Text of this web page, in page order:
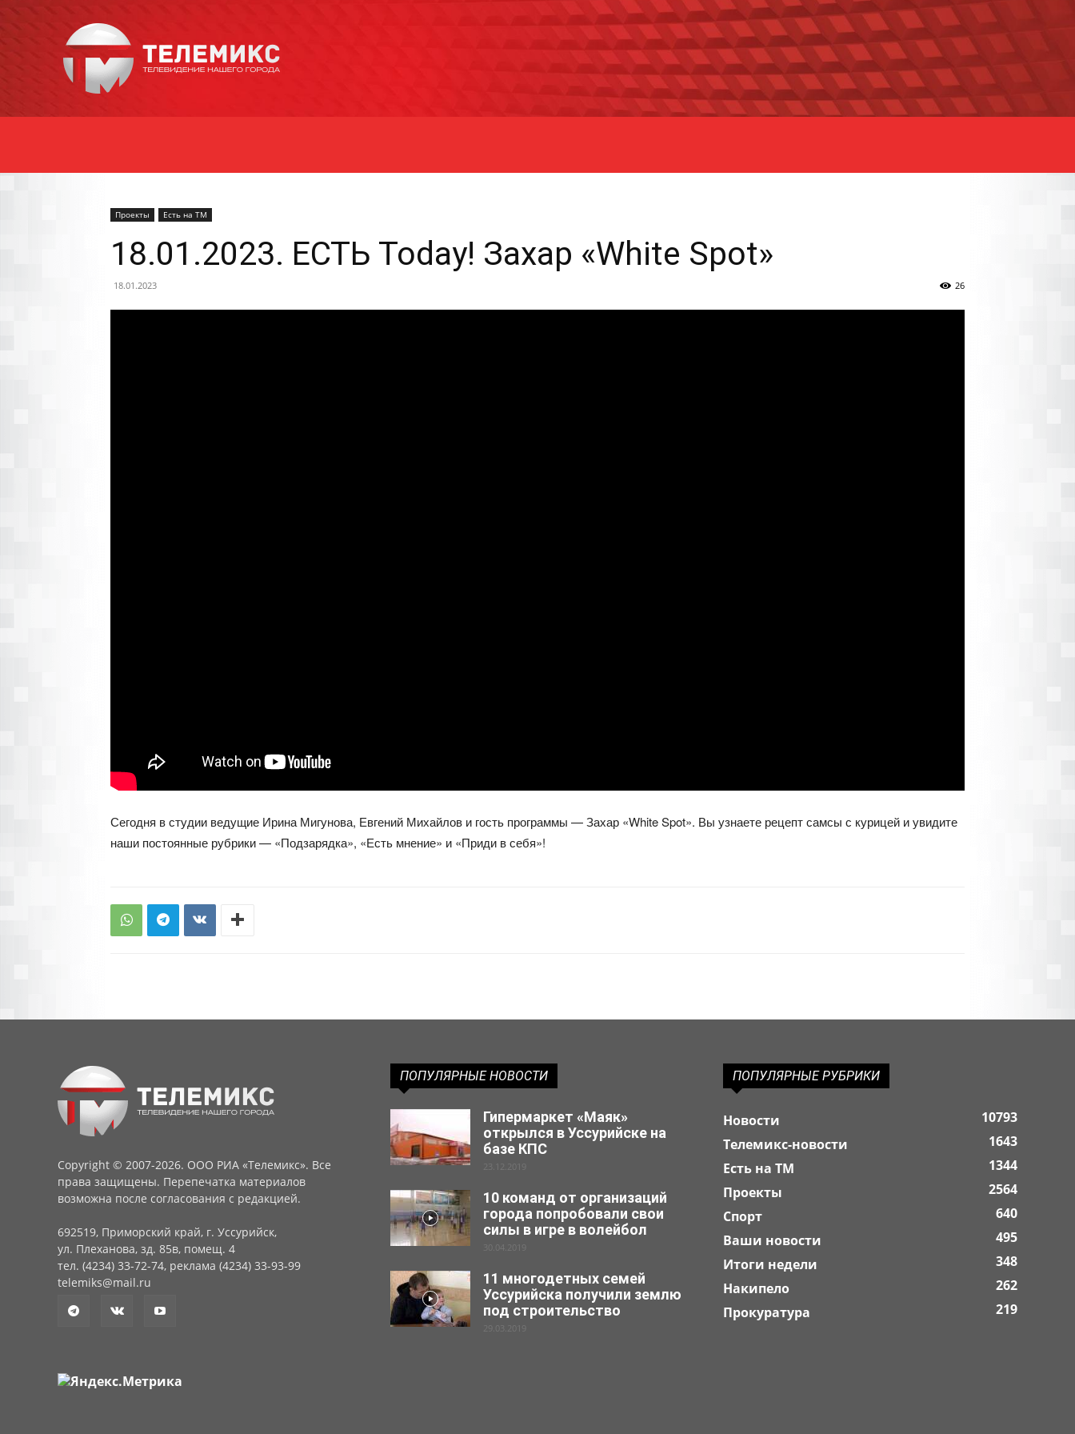
Уссурийска
Проекты Есть на ТМ
18.01.2023. ЕСТЬ Today! Захар «White Spot»
18.01.2023 26
Сегодня в студии ведущие Ирина Мигунова, Евгений Михайлов и гость программы — Захар «White Spot». Вы узнаете рецепт самсы с курицей и увидите
наши постоянные рубрики — «Подзарядка», «Есть мнение» и «Приди в себя»!
Copyright © 2007-2026. ООО РИА «Телемикс». Все
права защищены. Перепечатка материалов
возможна после согласования с редакцией.
692519, Приморский край, г. Уссурийск,
ул. Плеханова, зд. 85в, помещ. 4
тел. (4234) 33-72-74, реклама (4234) 33-93-99
telemiks@mail.ru
ПОПУЛЯРНЫЕ НОВОСТИ
Гипермаркет «Маяк»
открылся в Уссурийске на
базе КПС
23.12.2019
10 команд от организаций
города попробовали свои
силы в игре в волейбол
30.04.2019
11 многодетных семей
Уссурийска получили землю
под строительство
29.03.2019
ПОПУЛЯРНЫЕ РУБРИКИ
Новости
10793
Телемикс-новости
1643
Есть на ТМ
1344
Проекты
2564
Спорт
640
Ваши новости
495
Итоги недели
348
Накипело
262
Прокуратура
219